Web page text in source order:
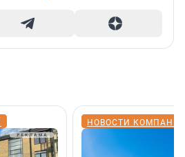
НОВОСТИ